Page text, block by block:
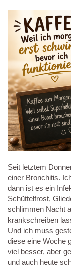
Seit letztem
einer Bronchitis.
dann ist es ein
Schüttelfrost,
schlimmen Nacht
krankschreiben
Und ich muss
diese eine Woche
viel besser, aber
und auch heute